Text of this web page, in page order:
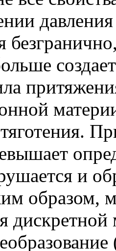
и
образом,